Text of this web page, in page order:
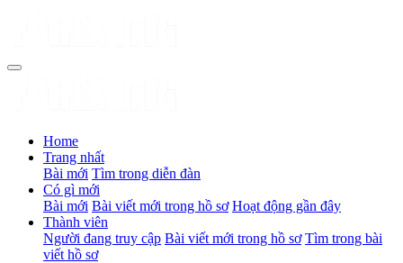
Home
Trang nhất
Bài mới Tìm trong diễn đàn
Có gì mới
Bài mới Bài viết mới trong hồ sơ Hoạt động gần đây
Thành viên
Người đang truy cập Bài viết mới trong hồ sơ Tìm trong bài
viết hồ sơ